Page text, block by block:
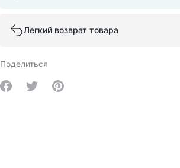
Легкий возврат товара
Поделиться
Share on Facebook
Share on Twitter
Share on Pinterest